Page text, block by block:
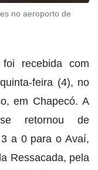
no aeroporto de
recebida com
feira (4), no
em Chapecó. A
retornou de
a 0 para o Avaí,
Ressacada, pela